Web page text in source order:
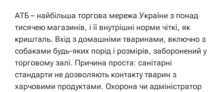
АТБ – найбільша торгова мережа України з понад
тисячею магазинів, і її внутрішні норми чіткі, як
кришталь. Вхід з домашніми тваринами, включно з
собаками будь-яких порід і розмірів, заборонений у
торговому залі. Причина проста: санітарні
стандарти не дозволяють контакту тварин з
харчовими продуктами. Охорона чи адміністратор